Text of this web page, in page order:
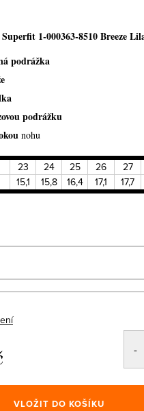
Superfit 1-000363-8510 Breeze
podrážka
podrážku
nohu
23 24 25 26 27
15,1 15,8 16,4 17,1 17,7
VLOŽIT DO KOŠÍKU